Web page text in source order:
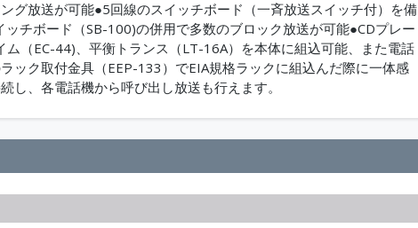
グ放送が可能●5回線のスイッチボード（一斉放送スイッチ付）を備
チボード（SB-100)の併用で多数のブロック放送が可能●CDプレー
（EC-44)、平衡トランス（LT-16A）を本体に組込可能、また電話
ック取付金具（EEP-133）でEIA規格ラックに組込んだ際に一体感
し、各電話機から呼び出し放送も行えます。